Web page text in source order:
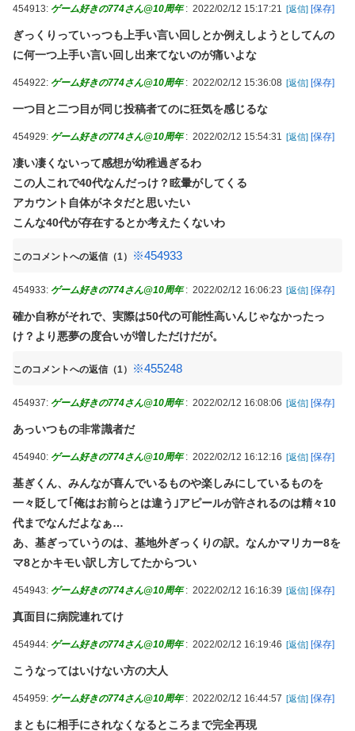
454913: ゲーム好きの774さん@10周年 : 2022/02/12 15:17:21 [返信] [保存]
ぎっくりっていっつも上手い言い回しとか例えしようとしてんの
に何一つ上手い言い回し出来てないのが痛いよな
454922: ゲーム好きの774さん@10周年 : 2022/02/12 15:36:08 [返信] [保存]
一つ目と二つ目が同じ投稿者てのに狂気を感じるな
454929: ゲーム好きの774さん@10周年 : 2022/02/12 15:54:31 [返信] [保存]
凄い凄くないって感想が幼稚過ぎるわ
この人これで40代なんだっけ？眩暈がしてくる
アカウント自体がネタだと思いたい
こんな40代が存在するとか考えたくないわ
このコメントへの返信（1） ※454933
454933: ゲーム好きの774さん@10周年 : 2022/02/12 16:06:23 [返信] [保存]
確か自称がそれで、実際は50代の可能性高いんじゃなかったっ
け？より悪夢の度合いが増しただけだが。
このコメントへの返信（1） ※455248
454937: ゲーム好きの774さん@10周年 : 2022/02/12 16:08:06 [返信] [保存]
あっいつもの非常識者だ
454940: ゲーム好きの774さん@10周年 : 2022/02/12 16:12:16 [返信] [保存]
基ぎくん、みんなが喜んでいるものや楽しみにしているものを
一々貶して｢俺はお前らとは違う｣アピールが許されるのは精々10
代までなんだよなぁ…
あ、基ぎっていうのは、基地外ぎっくりの訳。なんかマリカー8を
マ8とかキモい訳し方してたからつい
454943: ゲーム好きの774さん@10周年 : 2022/02/12 16:16:39 [返信] [保存]
真面目に病院連れてけ
454944: ゲーム好きの774さん@10周年 : 2022/02/12 16:19:46 [返信] [保存]
こうなってはいけない方の大人
454959: ゲーム好きの774さん@10周年 : 2022/02/12 16:44:57 [返信] [保存]
まともに相手にされなくなるところまで完全再現